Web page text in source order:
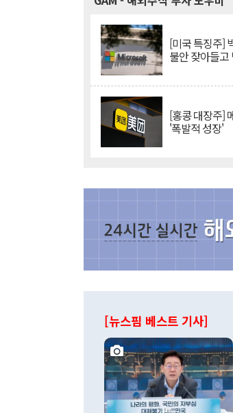
[미국 특징주]
불안 잦아들
[홍콩 대장주]
'폭발적 성장'
[뉴스핌 베스트 기사]